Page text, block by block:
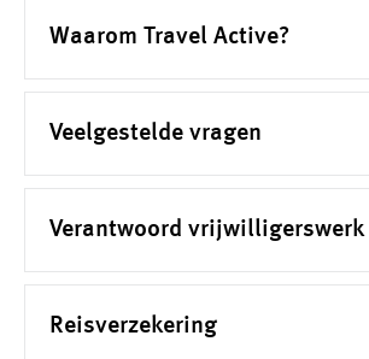
Waarom Travel Active?
Veelgestelde vragen
Verantwoord vrijwilligerswerk
Reisverzekering